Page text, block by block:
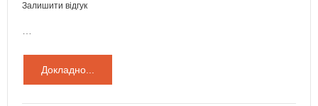
Залишити відгук
Докладно...